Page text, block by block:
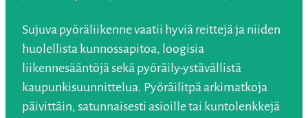
Sujuva pyöräliikenne vaatii hyviä reittejä ja niiden
huolellista kunnossapitoa, loogisia
liikennesääntöjä sekä pyöräily-ystävällistä
kaupunkisuunnittelua. Pyöräilitpä arkimatkoja
päivittäin, satunnaisesti asioille tai kuntolenkkejä